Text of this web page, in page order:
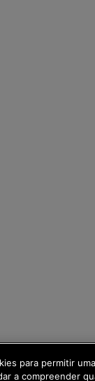
para permitir
a compreender